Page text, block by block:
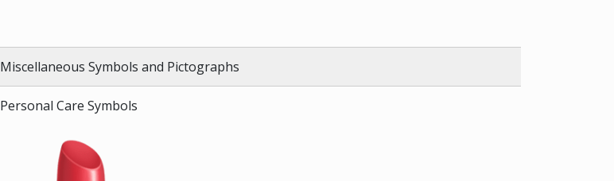
Miscellaneous Symbols and Pictographs
Personal Care Symbols